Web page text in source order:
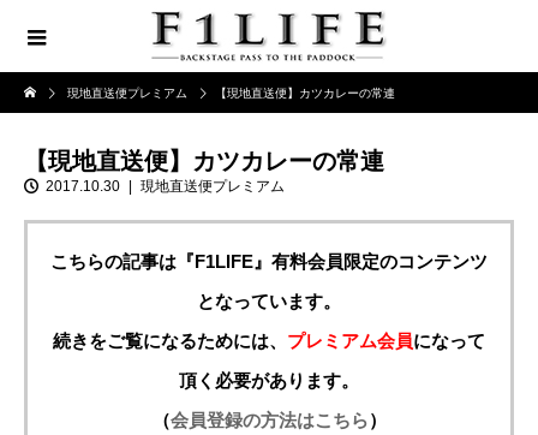
現地直送便プレミアム 【現地直送便】カツカレーの常連
【現地直送便】カツカレーの常連
2017.10.30 現地直送便プレミアム
こちらの記事は『F1LIFE』有料会員限定のコンテンツ
となっています。
続きをご覧になるためには、 プレミアム会員になって
頂く必要があります。
（会員登録の方法はこちら）